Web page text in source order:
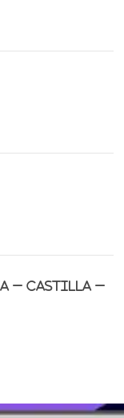
– Castilla –